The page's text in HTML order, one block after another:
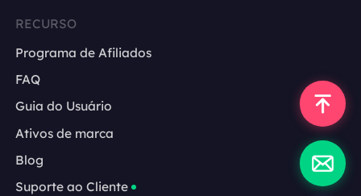
RECURSO
Programa de Afiliados
FAQ
Guia do Usuário
Ativos de marca
Blog
Suporte ao Cliente